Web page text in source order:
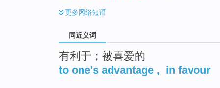
更多网络短语
同近义词
有利于；被喜爱的
to one's advantage , in favour